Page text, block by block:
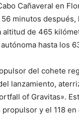
Cañaveral en
minutos después,
altitud de 465
hasta los
del cohete
lanzamiento,
of Gravitas».
y el 118 en